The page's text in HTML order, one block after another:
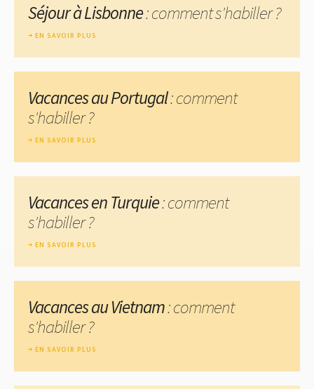
Séjour à Lisbonne: comment s'habiller ?
EN SAVOIR PLUS
Vacances au Portugal: comment
s'habiller ?
EN SAVOIR PLUS
Vacances en Turquie: comment
s'habiller ?
EN SAVOIR PLUS
Vacances au Vietnam: comment
s'habiller ?
EN SAVOIR PLUS